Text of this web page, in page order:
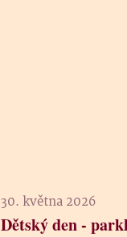
30. května 2026
Dětský den -